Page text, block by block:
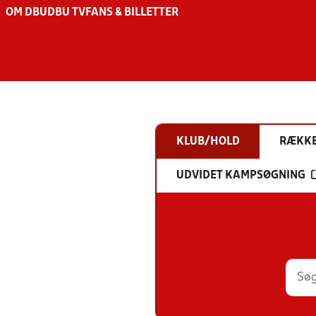
OM DBU DBU TV FANS & BILLETTER
KLUB/HOLD
UDVIDET KAMPSØGNING